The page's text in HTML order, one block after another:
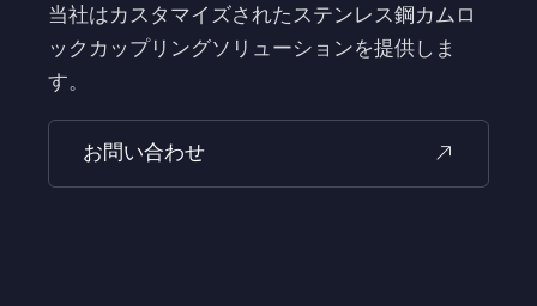
当社はカスタマイズされたステンレス鋼カムロ
ックカップリングソリューションを提供しま
す。
お問い合わせ